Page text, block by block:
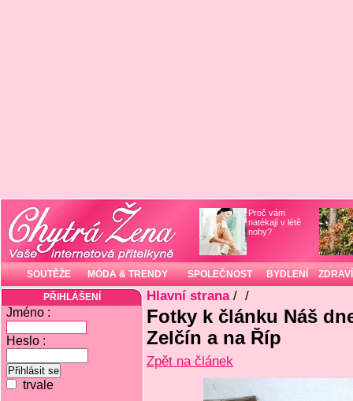
Proč vám
natékají v létě
nohy?
SOUTĚŽE MÓDA & TRENDY SPOLEČNOST BYDLENÍ ZDRAVÍ
PŘIHLÁŠENÍ
Jméno :
Heslo :
trvale
Hlavní strana/ /
Fotky k článku Náš
Zelčín a na Říp
Zpět na článek